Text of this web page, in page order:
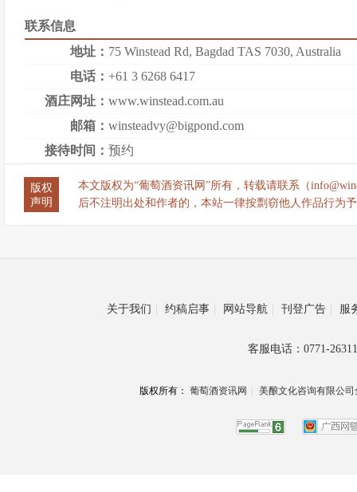
联系信息
地址： 75 Winstead Rd, Bagdad TAS 7030, Australia
电话： +61 3 6268 6417
酒庄网址： www.winstead.com.au
邮箱： winsteadvy@bigpond.com
接待时间： 预约
版权
声明
本文版权为“葡萄酒资讯网”所有，转载请联系（
后不注明出处和作者的，本站一律按剽窃他人作品行为
关于我们 约稿启事 网站导航 刊登广告 服
客服电话：0771-
版权所有： 葡萄酒资讯网 美酿文化咨询有限公司